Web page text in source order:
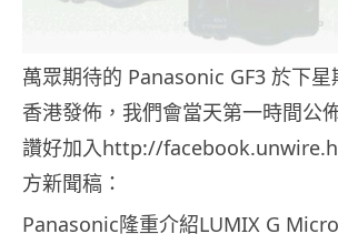
萬眾期待的 Panasonic GF3 於下
香港發佈，我們會當天第一時間公
讚好加入http://
方新聞稿：
Panasonic隆重介紹LUMIX G